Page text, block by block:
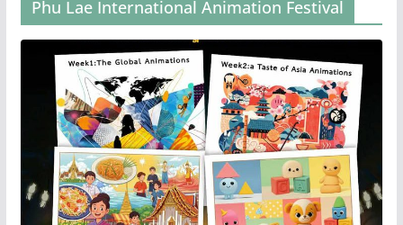
Phu Lae International Animation Festival